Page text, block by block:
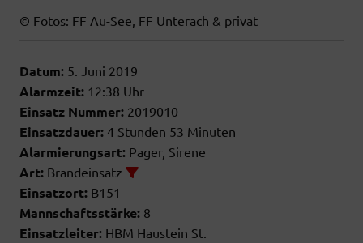
© Fotos: FF Au-See, FF Unterach & privat
Datum: 5. Juni 2019
Alarmzeit: 12:38 Uhr
Einsatz Nummer: 2019010
Einsatzdauer: 4 Stunden 53 Minuten
Alarmierungsart: Pager, Sirene
Art: Brandeinsatz
Einsatzort: B151
Mannschaftsstärke: 8
Einsatzleiter: HBM Haustein St.